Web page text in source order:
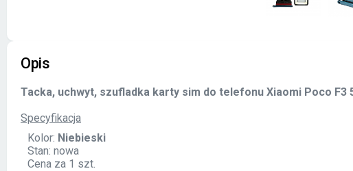
Opis
Tacka, uchwyt, szufladka karty sim do telefonu Xiaomi Poco F3
Specyfikacja
Kolor: Niebieski
Stan: nowa
Cena za 1 szt.